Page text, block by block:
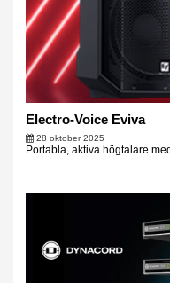
Electro-Voice Eviva
28 oktober 2025
Portabla, aktiva högtalare